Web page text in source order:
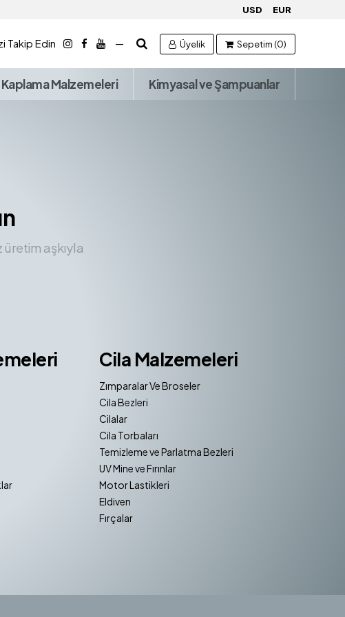
USD EUR
Takip Edin — Üyelik Sepetim (0)
Kaplama Malzemeleri Kimyasal ve Şampuanlar
üretim aşkıyla
Cila Malzemeleri
Zımparalar Ve Broseler
Cila Bezleri
Cilalar
Cila Torbaları
Temizleme ve Parlatma Bezleri
UV Mine ve Fırınlar
Motor Lastikleri
Eldiven
Fırçalar